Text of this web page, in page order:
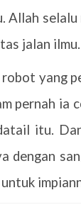
Allah
jalan ilmu.
yang
pernah ia
itu.
dengan